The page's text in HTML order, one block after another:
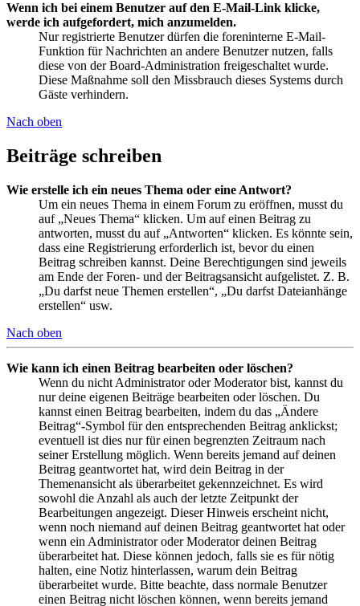
Wenn ich bei einem Benutzer auf den E-Mail-Link klicke,
werde ich aufgefordert, mich anzumelden.
Nur registrierte Benutzer dürfen die foreninterne E-Mail-
Funktion für Nachrichten an andere Benutzer nutzen, falls
diese von der Board-Administration freigeschaltet wurde.
Diese Maßnahme soll den Missbrauch dieses Systems durch
Gäste verhindern.
Nach oben
Beiträge schreiben
Wie erstelle ich ein neues Thema oder eine Antwort?
Um ein neues Thema in einem Forum zu eröffnen, musst du
auf „Neues Thema“ klicken. Um auf einen Beitrag zu
antworten, musst du auf „Antworten“ klicken. Es könnte sein,
dass eine Registrierung erforderlich ist, bevor du einen
Beitrag schreiben kannst. Deine Berechtigungen sind jeweils
am Ende der Foren- und der Beitragsansicht aufgelistet. Z. B.
„Du darfst neue Themen erstellen“, „Du darfst Dateianhänge
erstellen“ usw.
Nach oben
Wie kann ich einen Beitrag bearbeiten oder löschen?
Wenn du nicht Administrator oder Moderator bist, kannst du
nur deine eigenen Beiträge bearbeiten oder löschen. Du
kannst einen Beitrag bearbeiten, indem du das „Ändere
Beitrag“-Symbol für den entsprechenden Beitrag anklickst;
eventuell ist dies nur für einen begrenzten Zeitraum nach
seiner Erstellung möglich. Wenn bereits jemand auf deinen
Beitrag geantwortet hat, wird dein Beitrag in der
Themenansicht als überarbeitet gekennzeichnet. Es wird
sowohl die Anzahl als auch der letzte Zeitpunkt der
Bearbeitungen angezeigt. Dieser Hinweis erscheint nicht,
wenn noch niemand auf deinen Beitrag geantwortet hat oder
wenn ein Administrator oder Moderator deinen Beitrag
überarbeitet hat. Diese können jedoch, falls sie es für nötig
halten, eine Notiz hinterlassen, warum dein Beitrag
überarbeitet wurde. Bitte beachte, dass normale Benutzer
einen Beitrag nicht löschen können, wenn bereits jemand